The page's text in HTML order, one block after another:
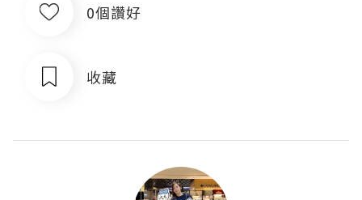
0個讚好
收藏